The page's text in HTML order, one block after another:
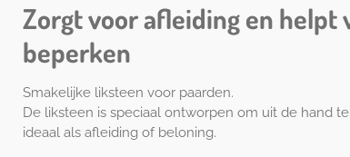
Zorgt voor afleiding en helpt
beperken
Smakelijke liksteen voor paarden.
De liksteen is speciaal ontworpen om uit de hand
ideaal als afleiding of beloning.